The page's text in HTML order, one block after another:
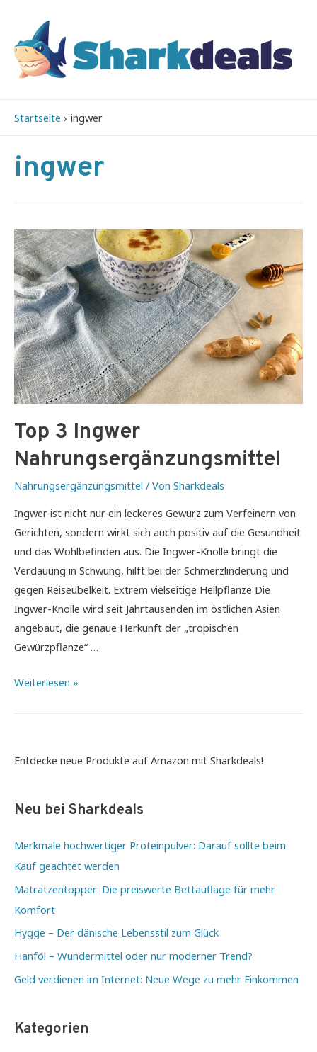
Startseite ingwer
ingwer
Top 3 Ingwer
Nahrungsergänzungsmittel
Nahrungsergänzungsmittel / Von Sharkdeals
Ingwer ist nicht nur ein leckeres Gewürz zum Verfeinern von
Gerichten, sondern wirkt sich auch positiv auf die Gesundheit
und das Wohlbefinden aus. Die Ingwer-Knolle bringt die
Verdauung in Schwung, hilft bei der Schmerzlinderung und
gegen Reiseübelkeit. Extrem vielseitige Heilpflanze Die
Ingwer-Knolle wird seit Jahrtausenden im östlichen Asien
angebaut, die genaue Herkunft der „tropischen
Gewürzpflanze“ …
Top
Weiterlesen »
Entdecke neue Produkte auf Amazon mit Sharkdeals!
Neu bei Sharkdeals
Merkmale hochwertiger Proteinpulver: Darauf sollte beim
Kauf geachtet werden
Matratzentopper: Die preiswerte Bettauflage für mehr
Komfort
Hygge – Der dänische Lebensstil zum Glück
Hanföl – Wundermittel oder nur moderner Trend?
Geld verdienen im Internet: Neue Wege zu mehr Einkommen
Kategorien